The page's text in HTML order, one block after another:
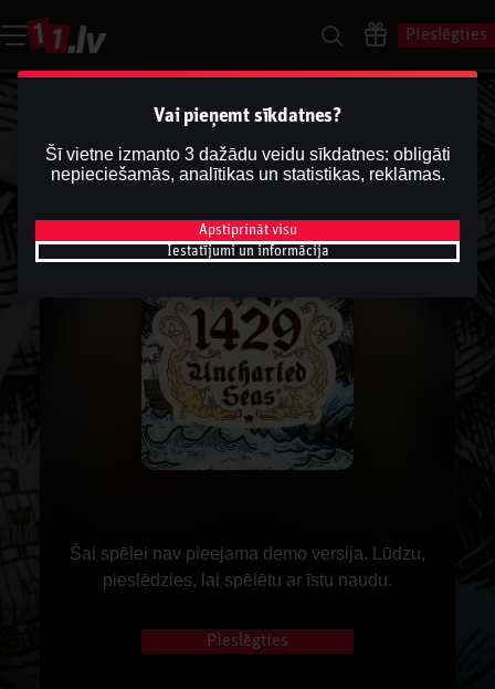
Pieslēgties
Šai spēlei nav pieejama demo versija. Lūdzu,
pieslēdzies, lai spēlētu ar īstu naudu.
Pieslēgties
Vai pieņemt sīkdatnes?
Šī vietne izmanto 3 dažādu veidu sīkdatnes: obligāti
nepieciešamās, analītikas un statistikas, reklāmas.
Apstiprināt visu
Iestatījumi un informācija